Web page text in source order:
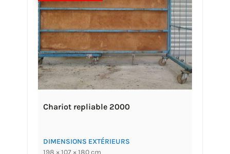
Chariot repliable 2000
DIMENSIONS EXTÉRIEURS
198 × 107 × 180 cm